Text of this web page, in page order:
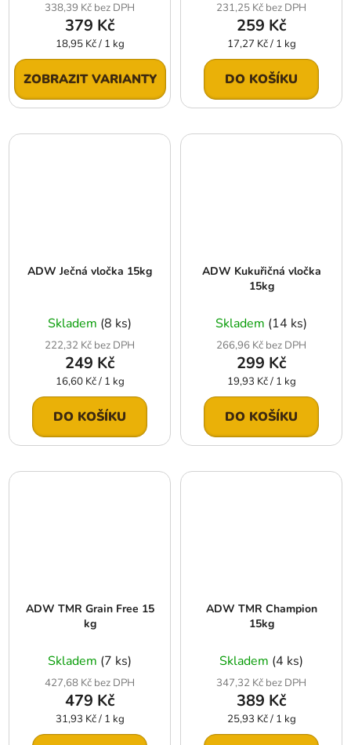
338,39 Kč bez DPH
379 Kč
Měrná
cena:
18,95 Kč / 1 kg
ZOBRAZIT VARIANTY
231,25 Kč bez DPH
259 Kč
Měrná
cena:
17,27 Kč / 1 kg
DO KOŠÍKU
ADW Ječná vločka 15kg
Skladem (8 ks)
222,32 Kč bez DPH
249 Kč
Měrná
cena:
16,60 Kč / 1 kg
DO KOŠÍKU
ADW Kukuřičná vločka
15kg
Skladem (14 ks)
266,96 Kč bez DPH
299 Kč
Měrná
cena:
19,93 Kč / 1 kg
DO KOŠÍKU
ADW TMR Grain Free 15
kg
Skladem (7 ks)
427,68 Kč bez DPH
479 Kč
Měrná
cena:
31,93 Kč / 1 kg
ADW TMR Champion
15kg
Skladem (4 ks)
347,32 Kč bez DPH
389 Kč
Měrná
cena:
25,93 Kč / 1 kg